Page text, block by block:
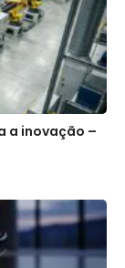
a inovação –